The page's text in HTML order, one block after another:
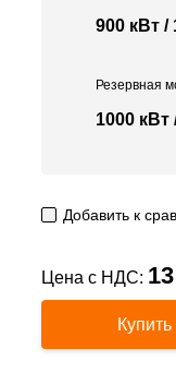
900 кВт /
Резервная
1000 кВт
Добавить к
Цена с НДС:
Купить